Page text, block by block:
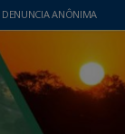
DENUNCIA ANÔNIMA